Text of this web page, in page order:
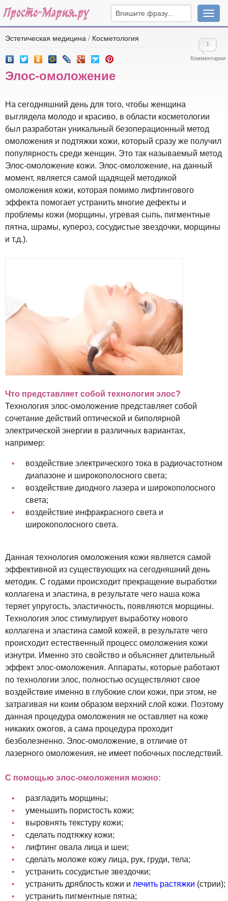
Эстетическая медицина / Косметология
1
Комментарии
Элос-омоложение
На сегодняшний день для того, чтобы женщина
выглядела молодо и красиво, в области косметологии
был разработан уникальный безоперационный метод
омоложения и подтяжки кожи, который сразу же получил
популярность среди женщин. Это так называемый метод
Элос-омоложение кожи. Элос-омоложение, на данный
момент, является самой щадящей методикой
омоложения кожи, которая помимо лифтингового
эффекта помогает устранить многие дефекты и
проблемы кожи (морщины, угревая сыпь, пигментные
пятна, шрамы, купероз, сосудистые звездочки, морщины
и т.д.).
Что представляет собой технология элос?
Технология элос-омоложение представляет собой
сочетание действий оптической и биполярной
электрической энергии в различных вариантах,
например:
воздействие электрического тока в радиочастотном
диапазоне и широкополосного света;
воздействие диодного лазера и широкополосного
света;
воздействие инфракрасного света и
широкополосного света.
Данная технология омоложения кожи является самой
эффективной из существующих на сегодняшний день
методик. С годами происходит прекращение выработки
коллагена и эластина, в результате чего наша кожа
теряет упругость, эластичность, появляются морщины.
Технология элос стимулирует выработку нового
коллагена и эластина самой кожей, в результате чего
происходит естественный процесс омоложения кожи
изнутри. Именно это свойство и объясняет длительный
эффект элос-омоложения. Аппараты, которые работают
по технологии элос, полностью осуществляют свое
воздействие именно в глубокие слои кожи, при этом, не
затрагивая ни коим образом верхний слой кожи. Поэтому
данная процедура омоложения не оставляет на коже
никаких ожогов, а сама процедура проходит
безболезненно. Элос-омоложение, в отличие от
лазерного омоложения, не имеет побочных последствий.
С помощью элос-омоложения можно:
разгладить морщины;
уменьшить пористость кожи;
выровнять текстуру кожи;
сделать подтяжку кожи;
лифтинг овала лица и шеи;
сделать моложе кожу лица, рук, груди, тела;
устранить сосудистые звездочки;
устранить дряблость кожи и лечить растяжки (стрии);
устранить пигментные пятна;